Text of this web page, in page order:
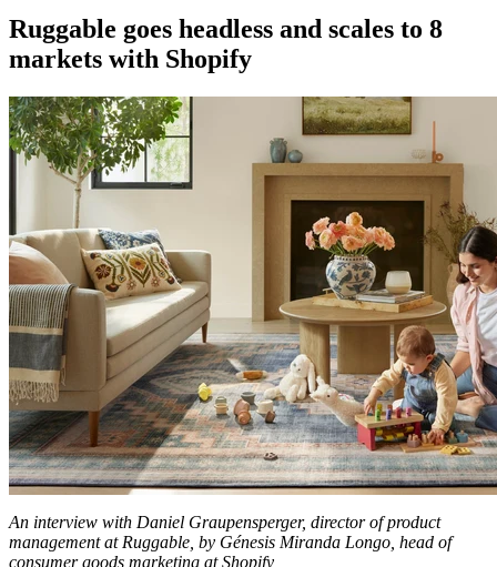
Ruggable goes headless and scales to 8
markets with Shopify
An interview with Daniel Graupensperger, director of product
management at Ruggable, by Génesis Miranda Longo, head of
consumer goods marketing at Shopify